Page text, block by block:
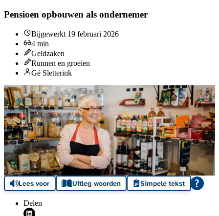
Pensioen opbouwen als ondernemer
Bijgewerkt 19 februari 2026
4 min
Geldzaken
Runnen en groeien
Gé Sletterink
Lees voor Uitleg woorden Simpele tekst
Delen
Deel via LinkedIn (opent nieuw venster)